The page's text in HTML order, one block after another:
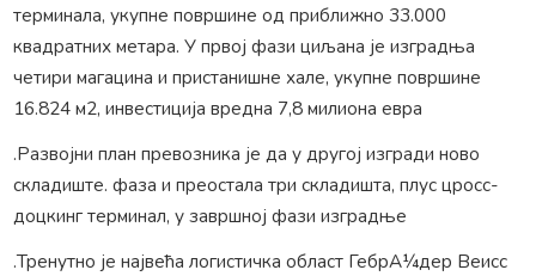
терминала, укупне површине од приближно 33.000
квадратних метара. У првој фази циљана је изградња
четири магацина и пристанишне хале, укупне површине
16.824 м2, инвестиција вредна 7,8 милиона евра
.Развојни план превозника је да у другој изгради ново
складиште. фаза и преостала три складишта, плус цросс-
доцкинг терминал, у завршној фази изградње
.Тренутно је највећа логистичка област ГебрА¼дер Веисс